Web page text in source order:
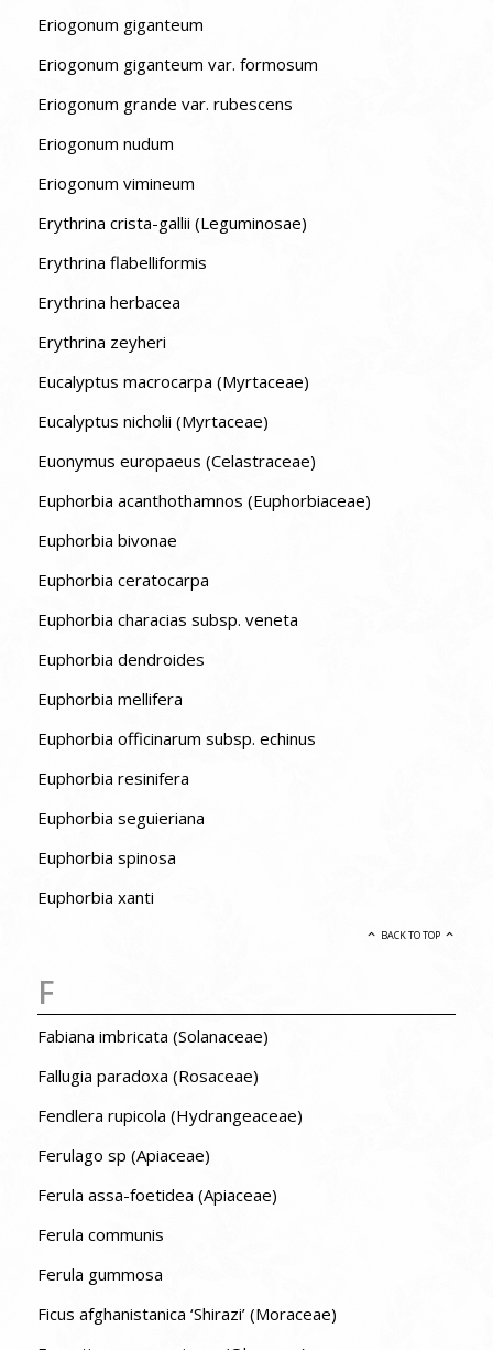
Eriogonum giganteum
Eriogonum giganteum var. formosum
Eriogonum grande var. rubescens
Eriogonum nudum
Eriogonum vimineum
Erythrina crista-gallii (Leguminosae)
Erythrina flabelliformis
Erythrina herbacea
Erythrina zeyheri
Eucalyptus macrocarpa (Myrtaceae)
Eucalyptus nicholii (Myrtaceae)
Euonymus europaeus (Celastraceae)
Euphorbia acanthothamnos (Euphorbiaceae)
Euphorbia bivonae
Euphorbia ceratocarpa
Euphorbia characias subsp. veneta
Euphorbia dendroides
Euphorbia mellifera
Euphorbia officinarum subsp. echinus
Euphorbia resinifera
Euphorbia seguieriana
Euphorbia spinosa
Euphorbia xanti
BACK TO TOP
F
Fabiana imbricata (Solanaceae)
Fallugia paradoxa (Rosaceae)
Fendlera rupicola (Hydrangeaceae)
Ferulago sp (Apiaceae)
Ferula assa-foetidea (Apiaceae)
Ferula communis
Ferula gummosa
Ficus afghanistanica ‘Shirazi’ (Moraceae)